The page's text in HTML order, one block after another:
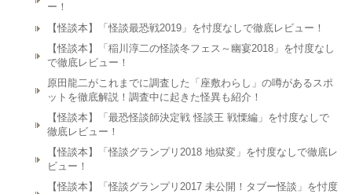
ー！
【怪談本】「怪談最恐戦2019」を忖度なしで徹底レビュー！
【怪談本】「稲川淳二の怪談冬フェス～幽宴2018」を忖度なし
で徹底レビュー！
原田龍二がこれまでに調査した「座敷わらし」の噂があるスポ
ットを徹底解説！調査中に起きた怪異も紹介！
【怪談本】「最恐怪談師決定戦 怪談王 戦慄編」を忖度なしで
徹底レビュー！
【怪談本】「怪談グランプリ2018 地獄変」を忖度なしで徹底レ
ビュー！
【怪談本】「怪談グランプリ2017 未公開！タブー怪談」を忖度